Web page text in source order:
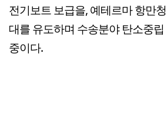
전기보트 보급을, 예테르마 항만
대를 유도하며 수송분야 탄소중
중이다.